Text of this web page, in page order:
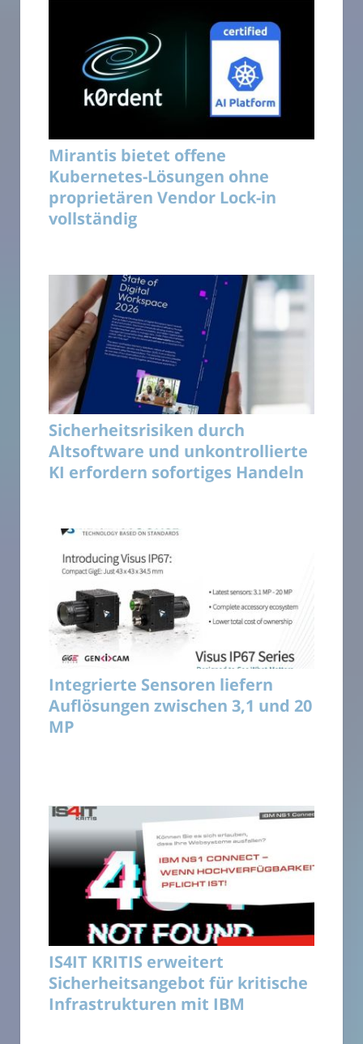
Mirantis bietet offene
Kubernetes-Lösungen ohne
proprietären Vendor Lock-in
vollständig
Sicherheitsrisiken durch
Altsoftware und unkontrollierte
KI erfordern sofortiges Handeln
Integrierte Sensoren liefern
Auflösungen zwischen 3,1 und 20
MP
IS4IT KRITIS erweitert
Sicherheitsangebot für kritische
Infrastrukturen mit IBM